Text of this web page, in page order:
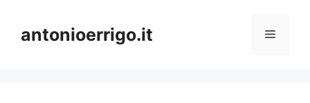
contenuto
antonioerrigo.it Menu